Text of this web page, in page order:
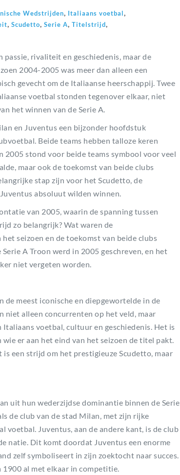
Wedstrijden, Italiaans voetbal,
, Scudetto, Serie A, Titelstrijd,
rivaliteit en geschiedenis, maar de
2004-2005 was meer dan alleen een
gevecht om de Italiaanse heerschappij. Twee
voetbal stonden tegenover elkaar, niet
het winnen van de Serie A.
en Juventus een bijzonder hoofdstuk
Beide teams hebben talloze keren
2005 stond voor beide teams symbool voor veel
maar ook de toekomst van beide clubs
stap zijn voor het Scudetto, de
absoluut wilden winnen.
van 2005, waarin de spanning tussen
zo belangrijk? Wat waren de
seizoen en de toekomst van beide clubs
A Troon werd in 2005 geschreven, en het
niet vergeten worden.
meest iconische en diepgewortelde in de
niet alleen concurrenten op het veld, maar
voetbal, cultuur en geschiedenis. Het is
er aan het eind van het seizoen de titel pakt.
een strijd om het prestigieuze Scudetto, maar
uit hun wederzijdse dominantie binnen de Serie
de club van de stad Milan, met zijn rijke
voetbal. Juventus, aan de andere kant, is de club
natie. Dit komt doordat Juventus een enorme
zelf symboliseert in zijn zoektocht naar succes.
1900 al met elkaar in competitie.